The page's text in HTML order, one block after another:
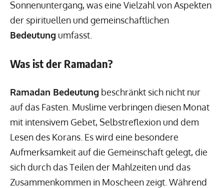
Sonnenuntergang, was eine Vielzahl von Aspekten
der spirituellen und gemeinschaftlichen
Bedeutung umfasst.
Was ist der Ramadan?
Ramadan Bedeutung beschränkt sich nicht nur
auf das Fasten. Muslime verbringen diesen Monat
mit intensivem Gebet, Selbstreflexion und dem
Lesen des Korans. Es wird eine besondere
Aufmerksamkeit auf die Gemeinschaft gelegt, die
sich durch das Teilen der Mahlzeiten und das
Zusammenkommen in Moscheen zeigt. Während